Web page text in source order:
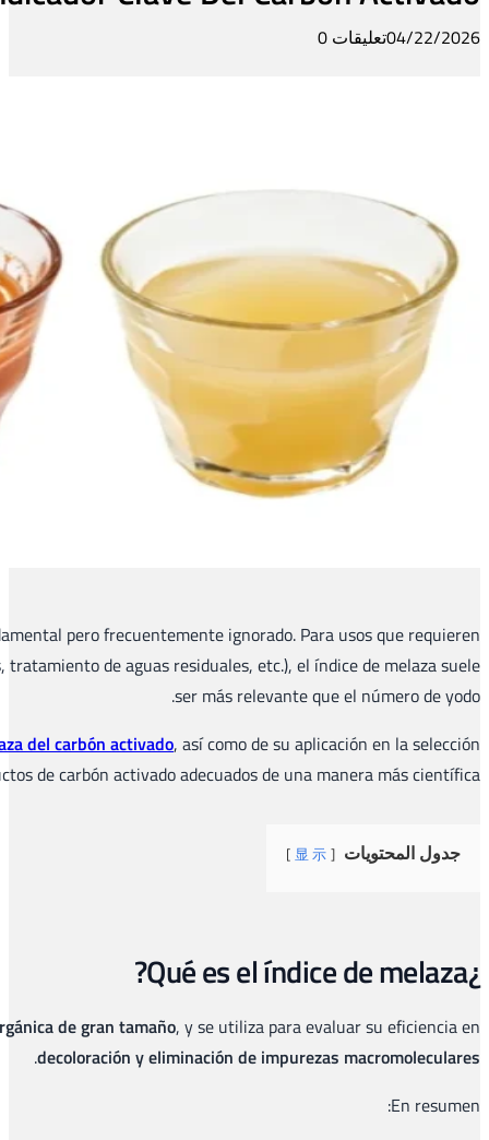
Dentro de los numerosos indicadores de rendimiento
decoloración y eliminación de materia orgánica de moléculas
Este artículo ofrece una visión general sistemática de la
práctica de productos, con el fin de
El índice de melaza es el parámetro principal para